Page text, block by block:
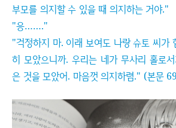
부모를 의지할 수 있을 때 의지하는 거야."
"응……."
"걱정하지 마. 이래 보여도 나랑 슈토 씨가
히 모았으니까. 우리는 네가 무사리 홀로
은 것을 모았어. 마음껏 의지하렴." (본문